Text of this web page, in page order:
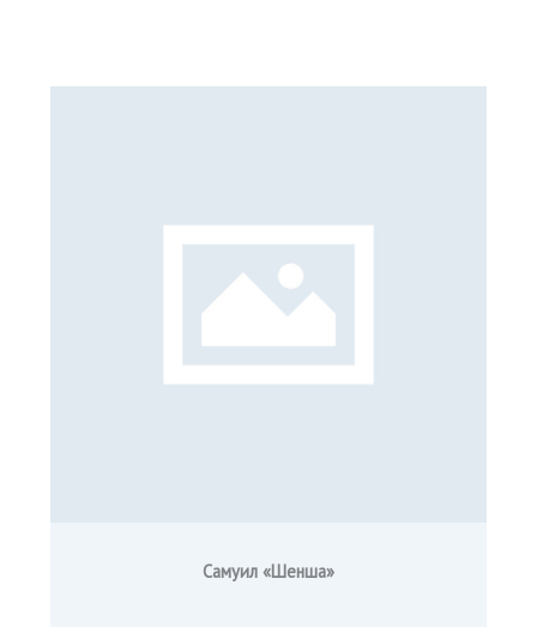
Самуил «Шенша»